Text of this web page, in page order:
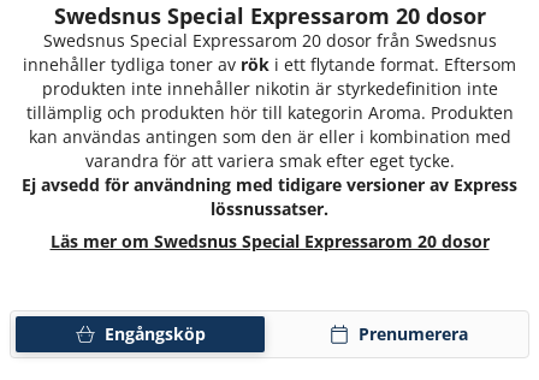
Swedsnus Special Expressarom 20 dosor
Swedsnus Special Expressarom 20 dosor från Swedsnus
innehåller tydliga toner av rök i ett flytande format. Eftersom
produkten inte innehåller nikotin är styrkedefinition inte
tillämplig och produkten hör till kategorin Aroma. Produkten
kan användas antingen som den är eller i kombination med
varandra för att variera smak efter eget tycke.
Ej avsedd för användning med tidigare versioner av Express
lössnussatser.
Läs mer om Swedsnus Special Expressarom 20 dosor
Engångsköp Prenumerera